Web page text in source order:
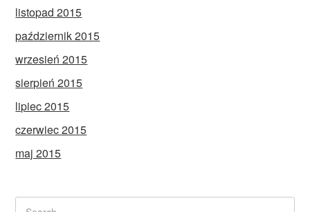
listopad 2015
październik 2015
wrzesień 2015
sierpień 2015
lipiec 2015
czerwiec 2015
maj 2015